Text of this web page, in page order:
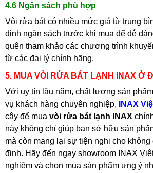
4.6 Ngân sách phù hợp
Vòi rửa bát có nhiều mức giá từ trung
định ngân sách trước khi mua để dễ
quên tham khảo các chương trình
từ các đại lý chính hãng.
5. MUA VÒI RỬA BÁT LẠNH INAX Ở
Với uy tín lâu năm, chất lượng sản
vụ khách hàng chuyên nghiệp,
INAX
cậy để mua vòi rửa bát lạnh INAX
này không chỉ giúp bạn sở hữu sản
mà còn mang lại sự tiện nghi cho
đinh. Hãy đến ngay showroom INAX
nghiệm và chọn mua sản phẩm ưng ý